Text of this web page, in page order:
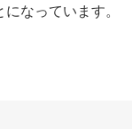
なっています。